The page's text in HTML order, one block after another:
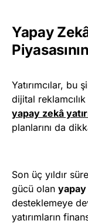
Yapay
Yatırımcılar, bu
dijital
yapay zekâ
planlarını da
Son üç yıldır
gücü olan yapay
desteklemeye
yatırımların